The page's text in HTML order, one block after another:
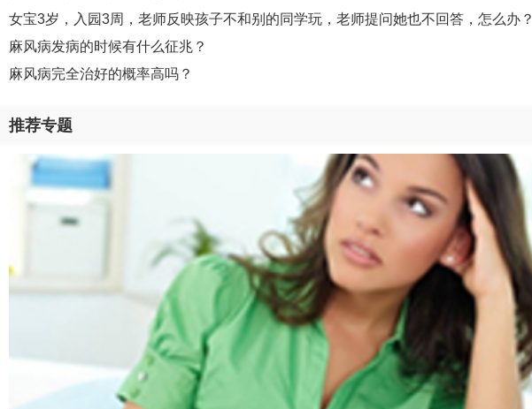
女宝3岁，入园3周，老师反映孩子不和别的同学玩，老师提问她也不回答，怎么办？
麻风病发病的时候有什么征兆？
麻风病完全治好的概率高吗？
推荐专题